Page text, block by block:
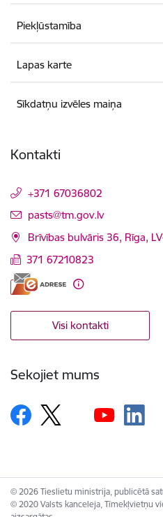
Piekļūstamība
Lapas karte
Sīkdatņu izvēles maiņa
Kontakti
+371 67036802
E-pasts:
pasts@tm.gov.lv
Brīvības bulvāris 36, Rīga,
371 67210823
Visi kontakti
Sekojiet mums
© 2026 Tieslietu ministrija, publicētā
© 2020 Valsts kanceleja, Tīmekļvietņu